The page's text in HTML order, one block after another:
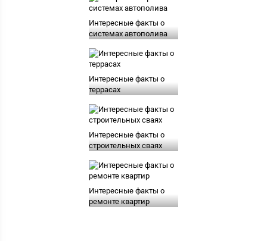
Интересные факты о
системах автополива
Интересные факты о
террасах
Интересные факты о
строительных сваях
Интересные факты о
ремонте квартир